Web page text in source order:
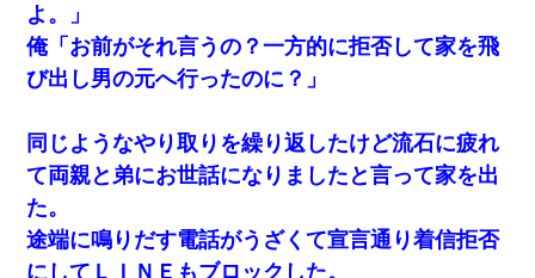
よ。」
俺「お前がそれ言うの？一方的に拒否して家を飛
び出し男の元へ行ったのに？」
同じようなやり取りを繰り返したけど流石に疲れ
て両親と弟にお世話になりましたと言って家を出
た。
途端に鳴りだす電話がうざくて宣言通り着信拒否
にしてＬＩＮＥもブロックした。